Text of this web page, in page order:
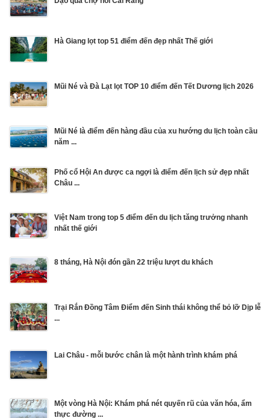
Hà Giang lọt top 51 điểm đến đẹp nhất Thế giới
Mũi Né và Đà Lạt lọt TOP 10 điểm đến Tết Dương lịch 2026
Mũi Né là điểm đến hàng đầu của xu hướng du lịch toàn cầu
năm ...
Phố cổ Hội An được ca ngợi là điểm đến lịch sử đẹp nhất
Châu ...
Việt Nam trong top 5 điểm đến du lịch tăng trưởng nhanh
nhất thế giới
8 tháng, Hà Nội đón gần 22 triệu lượt du khách
Trại Rắn Đồng Tâm Điểm đến Sinh thái không thể bỏ lỡ Dịp lễ
...
Lai Châu - mỗi bước chân là một hành trình khám phá
Một vòng Hà Nội: Khám phá nét quyến rũ của văn hóa, ẩm
thực đường ...